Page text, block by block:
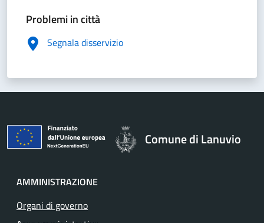
Problemi in città
Segnala disservizio
Comune di Lanuvio
AMMINISTRAZIONE
Organi di governo